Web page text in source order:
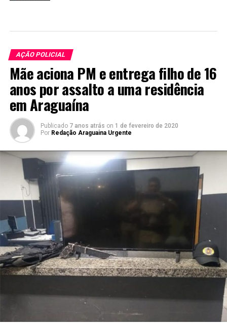
AÇÃO POLICIAL
Mãe aciona PM e entrega filho de 16
anos por assalto a uma residência
em Araguaína
Publicado 7 anos atrás on 1 de fevereiro de 2020
Por Redação Araguaina Urgente